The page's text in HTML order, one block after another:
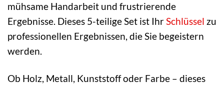
mühsame Handarbeit und frustrierende
Ergebnisse. Dieses 5-teilige Set ist IhrSchlüssel zu
professionellen Ergebnissen, die Sie begeistern
werden.
Ob Holz, Metall, Kunststoff oder Farbe – dieses